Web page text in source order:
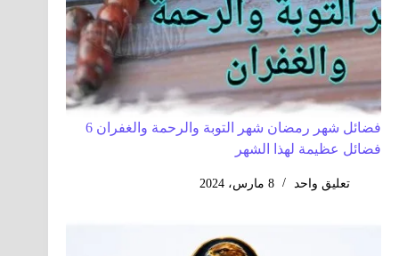
فضائل شهر رمضان شهر التوبة والرحمة والغفران 6
فضائل عظيمة لهذا الشهر
تعليق واحد 8 مارس، 2024